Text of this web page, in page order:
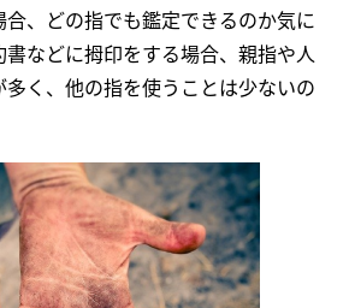
、どの指でも鑑定できるのか気に
などに拇印をする場合、親指や人
く、他の指を使うことは少ないの